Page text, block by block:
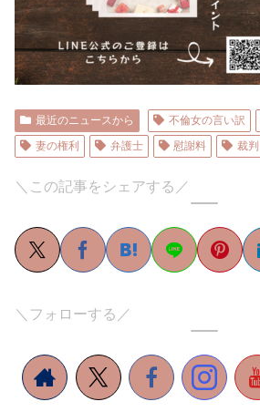
最近のニュースから 不倫女の言い訳
妻の権利
弁護士 慰謝料 裁判
＼この記事をシェアする／
＼フォローする／